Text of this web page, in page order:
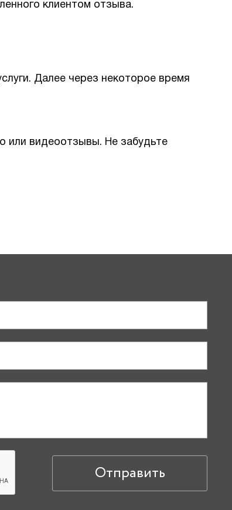
клиентом отзыва.
Далее через некоторое время
или видеоотзывы. Не забудьте